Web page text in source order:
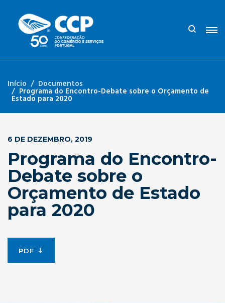
Início Documentos
Programa do Encontro-Debate sobre o Orçamento de
Estado para 2020
6 DE DEZEMBRO, 2019
Programa do Encontro-
Debate sobre o
Orçamento de Estado
para 2020
PDF